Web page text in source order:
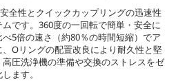
全性とクイックカップリングの迅速性
です。360度の一回転で簡単・安全に
5倍の速さ（約80％の時間短縮）でア
Oリングの配置改良により耐久性と堅
圧洗浄機の準備や交換のストレスをゼ
ます。